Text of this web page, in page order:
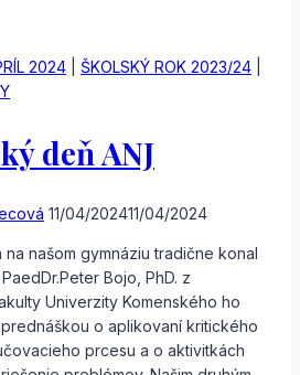
2024 ŠKOLSKÝ ROK 2023/24
deň ANJ
11/04/202411/04/2024
na našom gymnáziu tradične konal
Bojo, PhD. z
Univerzity Komenského ho
o aplikovaní kritického
prcesu a o aktivitkách